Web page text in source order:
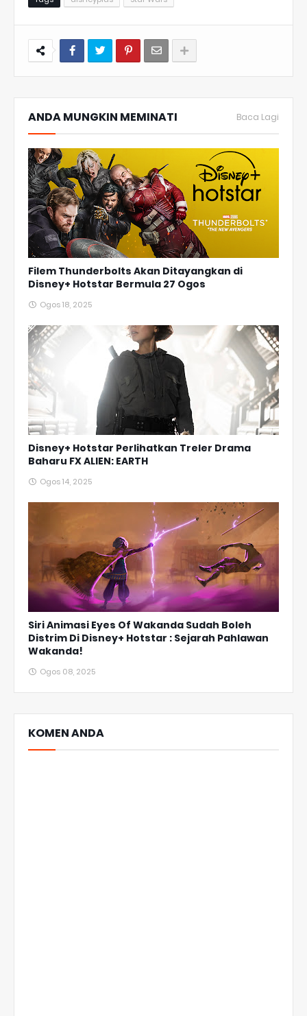
ANDA MUNGKIN MEMINATI Baca Lagi
Filem Thunderbolts Akan Ditayangkan di
Disney+ Hotstar Bermula 27 Ogos
Ogos 18, 2025
Disney+ Hotstar Perlihatkan Treler Drama
Baharu FX ALIEN: EARTH
Ogos 14, 2025
Siri Animasi Eyes Of Wakanda Sudah Boleh
Distrim Di Disney+ Hotstar : Sejarah Pahlawan
Wakanda!
Ogos 08, 2025
KOMEN ANDA